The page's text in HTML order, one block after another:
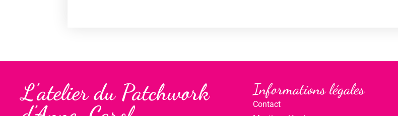
L'atelier du Patchwork
Informations légales
Contact